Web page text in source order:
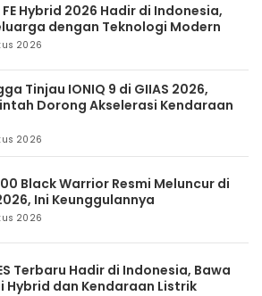
FE Hybrid 2026 Hadir di Indonesia,
dengan Teknologi Modern
2026
Tinjau IONIQ 9 di GIIAS 2026,
Dorong Akselerasi Kendaraan
2026
Black Warrior Resmi Meluncur di
Ini Keunggulannya
2026
Terbaru Hadir di Indonesia, Bawa
Hybrid dan Kendaraan Listrik